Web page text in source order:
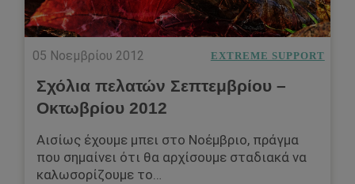
05 Νοεμβρίου 2012 EXTREME SUPPORT
Σχόλια πελατών Σεπτεμβρίου –
Οκτωβρίου 2012
Αισίως έχουμε μπει στο Νοέμβριο, πράγμα
που σημαίνει ότι θα αρχίσουμε σταδιακά να
καλωσορίζουμε το…